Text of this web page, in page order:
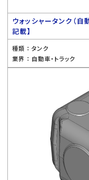
ウォッシャータンク（
記載】
種類 ： タンク
業界 ： 自動車・トラック